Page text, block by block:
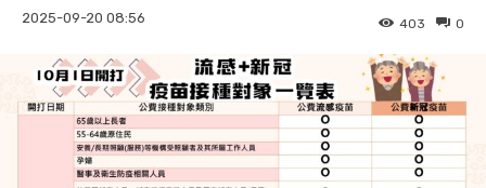
2025-09-20 08:56 0
403